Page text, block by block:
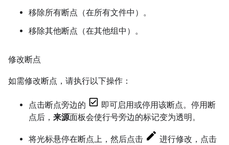
移除所有断点（在所有文件中）。
移除其他断点（在其他组中）。
修改断点
如需修改断点，请执行以下操作：
点击断点旁边的
即可启用或停用该断点。停用断
点后， 来源面板会使行号旁边的标记变为透明。
将光标悬停在断点上，然后点击
进行修改，点击